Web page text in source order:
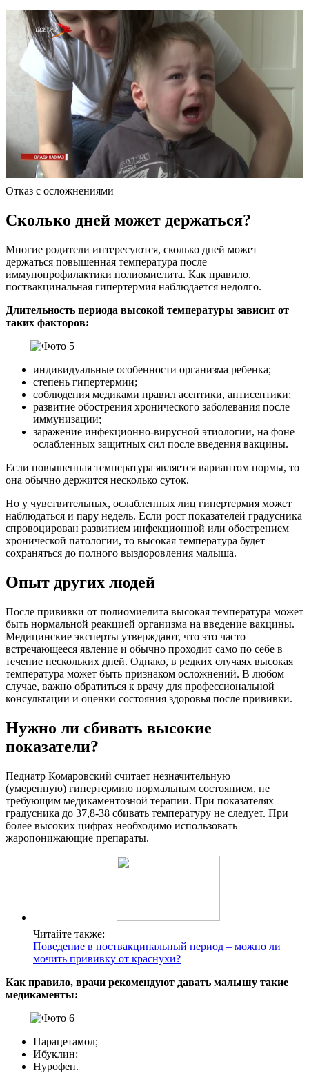
Отказ с осложнениями
Сколько дней может держаться?
Многие родители интересуются, сколько дней может
держаться повышенная температура после
иммунопрофилактики полиомиелита. Как правило,
поствакцинальная гипертермия наблюдается недолго.
Длительность периода высокой температуры зависит от
таких факторов:
индивидуальные особенности организма ребенка;
степень гипертермии;
соблюдения медиками правил асептики, антисептики;
развитие обострения хронического заболевания после
иммунизации;
заражение инфекционно-вирусной этиологии, на фоне
ослабленных защитных сил после введения вакцины.
Если повышенная температура является вариантом нормы, то
она обычно держится несколько суток.
Но у чувствительных, ослабленных лиц гипертермия может
наблюдаться и пару недель. Если рост показателей градусника
спровоцирован развитием инфекционной или обострением
хронической патологии, то высокая температура будет
сохраняться до полного выздоровления малыша.
Опыт других людей
После прививки от полиомиелита высокая температура может
быть нормальной реакцией организма на введение вакцины.
Медицинские эксперты утверждают, что это часто
встречающееся явление и обычно проходит само по себе в
течение нескольких дней. Однако, в редких случаях высокая
температура может быть признаком осложнений. В любом
случае, важно обратиться к врачу для профессиональной
консультации и оценки состояния здоровья после прививки.
Нужно ли сбивать высокие
показатели?
Педиатр Комаровский считает незначительную
(умеренную) гипертермию нормальным состоянием, не
требующим медикаментозной терапии. При показателях
градусника до 37,8-38 сбивать температуру не следует. При
более высоких цифрах необходимо использовать
жаропонижающие препараты.
Читайте также:
Поведение в поствакцинальный период – можно ли
мочить прививку от краснухи?
Как правило, врачи рекомендуют давать малышу такие
медикаменты:
Парацетамол;
Ибуклин:
Нурофен.